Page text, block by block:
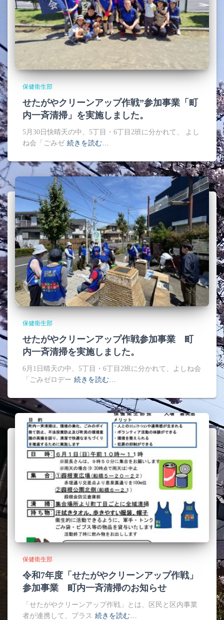
保健衛生部
せたがやクリーンアップ作戦”参加事業「町
内一斉清掃」を実施しました。
5月30日快晴天の中、5丁目・6丁目2班に分かれて、 よし
ね会「ごみゼ 続きを読む…
保健衛生部
せたがやクリーンアップ作戦参加事業 町
内一斉清掃を実施しました。
6月1日晴天の中、5丁目・6丁目2班に分かれて、よしね会
「ごみゼロデー 続きを読む…
保健衛生部
令和7年度「せたがやクリーンアップ作戦」
参加事業 町内一斉清掃のお知らせ
「せたがやクリーンアップ作戦」とは、区民と区内事業
者が連携して、プラス 続きを読む…